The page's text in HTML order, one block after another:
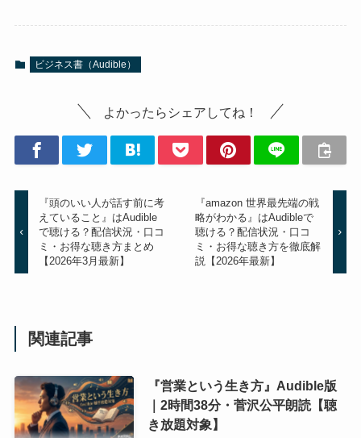
ビジネス書（Audible）
よかったらシェアしてね！
『頭のいい人が話す前に考
えていること』はAudible
で聴ける？配信状況・口コ
ミ・お得な聴き方まとめ
【2026年3月最新】
『amazon 世界最先端の戦
略がわかる』はAudibleで
聴ける？配信状況・口コ
ミ・お得な聴き方を徹底解
説【2026年最新】
関連記事
『営業という生き方』Audible版
｜2時間38分・菅沢公平朗読【聴
き放題対象】